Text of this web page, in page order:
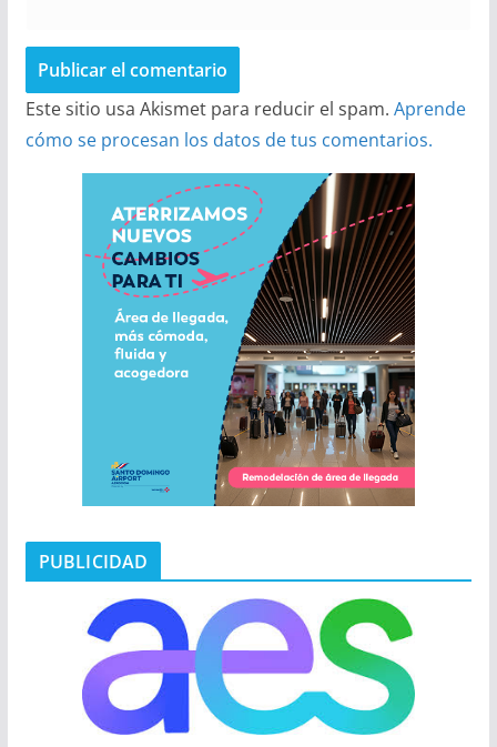
Este sitio usa Akismet para reducir el spam. Aprende
cómo se procesan los datos de tus comentarios.
PUBLICIDAD